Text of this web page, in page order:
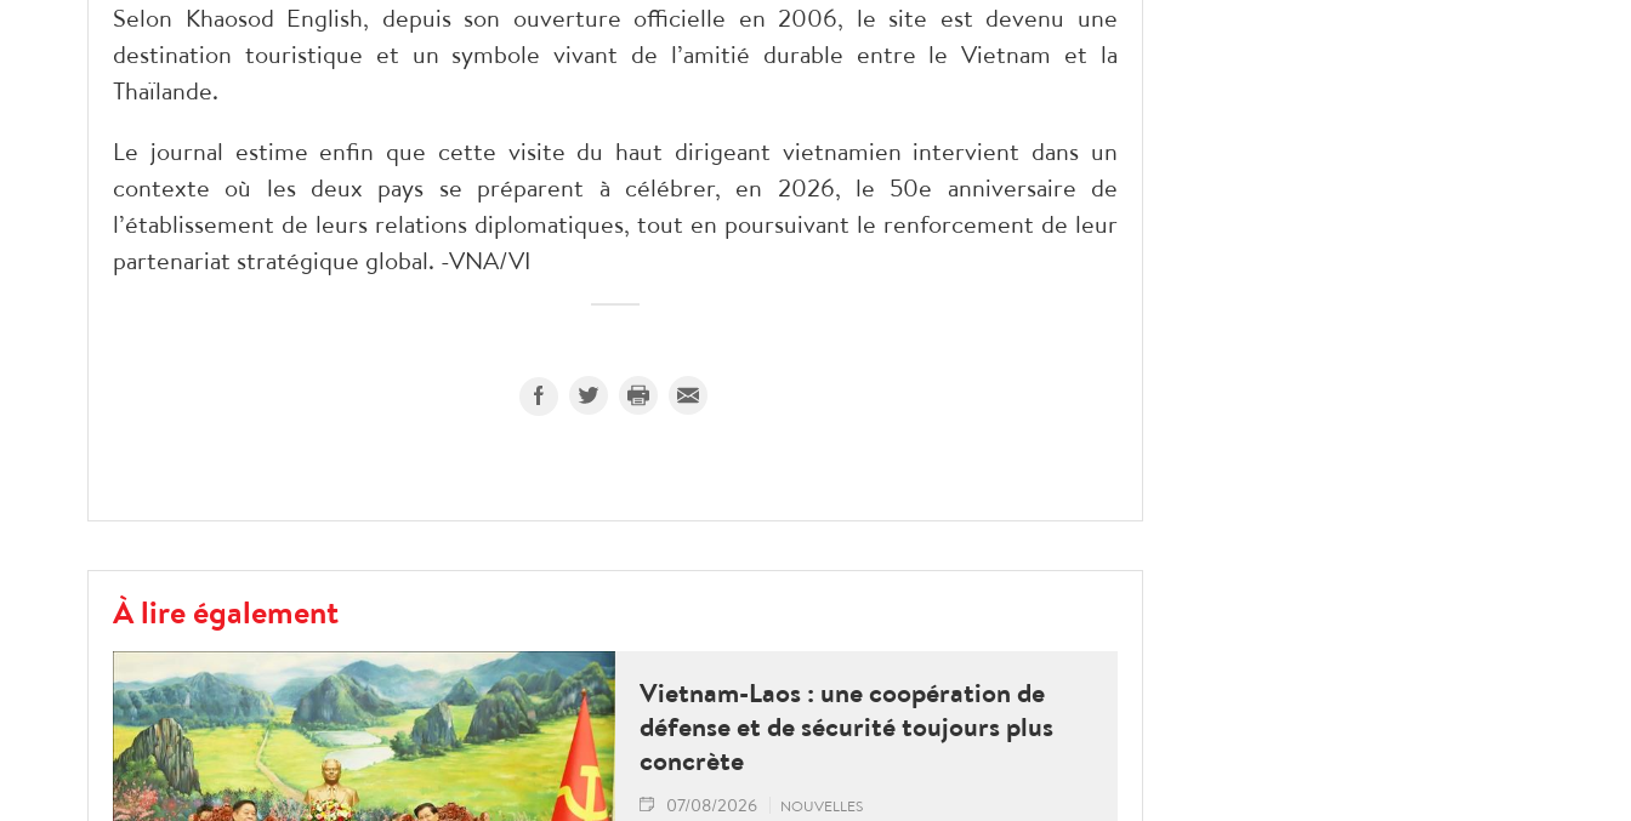
Selon Khaosod English, depuis son ouverture officielle en 2006, le site est devenu une
destination touristique et un symbole vivant de l’amitié durable entre le Vietnam et la
Thaïlande.
Le journal estime enfin que cette visite du haut dirigeant vietnamien intervient dans un
contexte où les deux pays se préparent à célébrer, en 2026, le 50e anniversaire de
l’établissement de leurs relations diplomatiques, tout en poursuivant le renforcement de leur
partenariat stratégique global. -VNA/VI
À lire également
Vietnam-Laos : une coopération de
défense et de sécurité toujours plus
concrète
07/08/2026 NOUVELLES